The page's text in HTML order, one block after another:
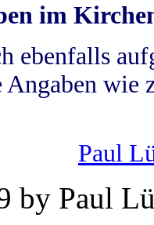
im
ebenfalls
wie
Paul
by Paul